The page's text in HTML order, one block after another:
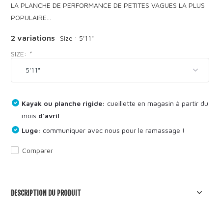
LA PLANCHE DE PERFORMANCE DE PETITES VAGUES LA PLUS
POPULAIRE...
2 variations
Size : 5'11"
SIZE: *
Kayak ou planche rigide: cueillette en magasin à partir du
mois d'avril
Luge: communiquer avec nous pour le ramassage !
Comparer
DESCRIPTION DU PRODUIT